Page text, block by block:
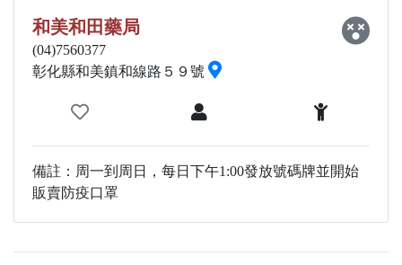
和美和田藥局
(04)7560377
彰化縣和美鎮和線路５９號
備註：周一到周日，每日下午1:00發放號碼牌並開始
販賣防疫口罩